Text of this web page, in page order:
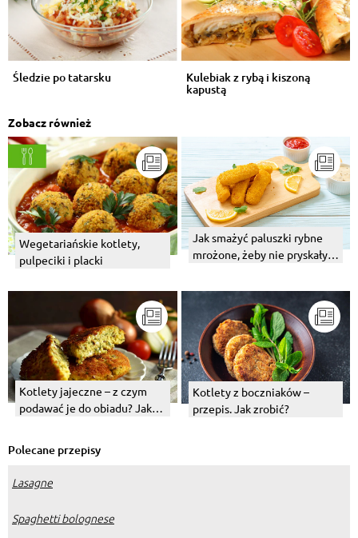
Śledzie po tatarsku Kulebiak z rybą i kiszoną
kapustą
Zobacz również
Wegetariańskie kotlety,
pulpeciki i placki
Jak smażyć paluszki rybne
mrożone, żeby nie pryskały?
Kotlety jajeczne – z czym
podawać je do obiadu? Jaka
Kotlety z boczniaków –
przepis. Jak zrobić?
Polecane przepisy
Lasagne
Spaghetti bolognese